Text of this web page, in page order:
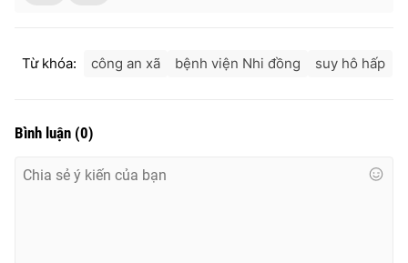
Từ khóa: công an xã bệnh viện Nhi đồng suy hô hấp
Bình luận (0)